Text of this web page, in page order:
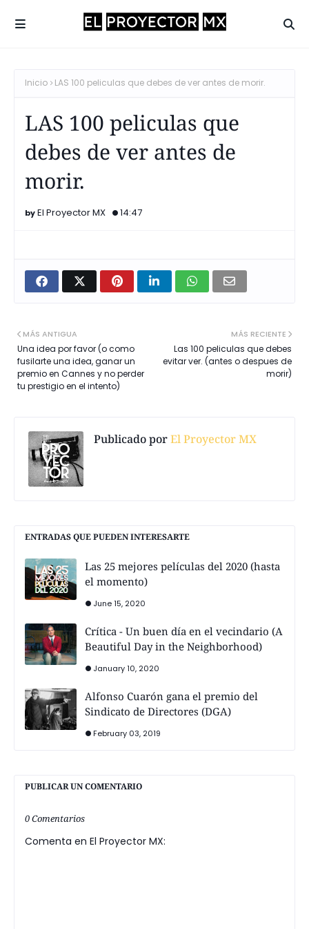
Inicio LAS 100 peliculas que debes de ver antes de morir.
LAS 100 peliculas que
debes de ver antes de
morir.
El Proyector MX 14:47
MÁS RECIENTE
Las 100 peliculas que debes
evitar ver. (antes o despues de
morir)
MÁS ANTIGUA
Una idea por favor (o como
fusilarte una idea, ganar un
premio en Cannes y no perder
tu prestigio en el intento)
Publicado porEl Proyector MX
ENTRADAS QUE PUEDEN INTERESARTE
Las 25 mejores películas del 2020 (hasta
el momento)
June 15, 2020
Crítica - Un buen día en el vecindario (A
Beautiful Day in the Neighborhood)
January 10, 2020
Alfonso Cuarón gana el premio del
Sindicato de Directores (DGA)
February 03, 2019
PUBLICAR UN COMENTARIO
0 Comentarios
Comenta en El Proyector MX: